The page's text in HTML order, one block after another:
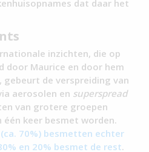
dat daar het
inzichten, die op
door Maurice en door hem
de verspreiding van
aerosolen en superspread
van grotere groepen
één keer besmet worden.
70%) besmetten echter
en 20% besmet de rest.